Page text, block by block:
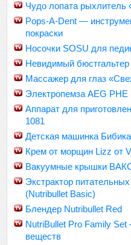
Чудо лопата рыхлитель
Pops-A-Dent —
покраски
Носочки SOSU для
Невидимый
Массажер для глаз
Электропемза AEG PHE
Аппарат для
1081
Детская машинка
Крем от морщин Lizz от
Вакуумные крышки
Экстрактор
(Nutribullet Basic)
Блендер Nutribullet Red
NutriBullet Pro Family
веществ